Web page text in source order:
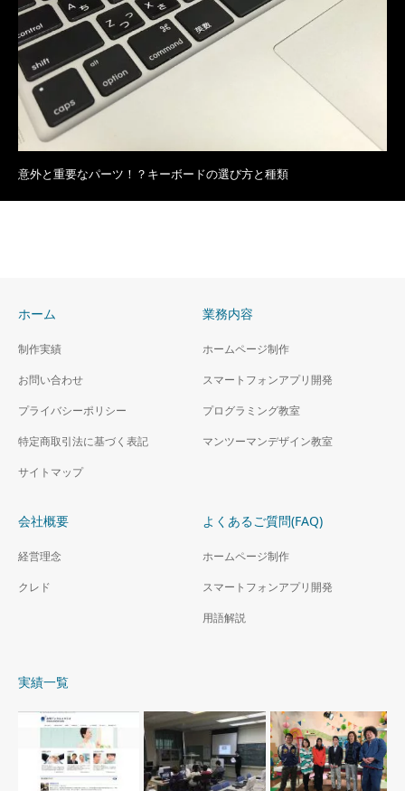
意外と重要なパーツ！？キーボードの選び方と種類
ホーム
制作実績
お問い合わせ
プライバシーポリシー
特定商取引法に基づく表記
サイトマップ
業務内容
ホームページ制作
スマートフォンアプリ開発
プログラミング教室
マンツーマンデザイン教室
会社概要
経営理念
クレド
よくあるご質問(FAQ)
ホームページ制作
スマートフォンアプリ開発
用語解説
実績一覧